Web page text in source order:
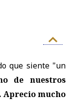
que siente "un
de nuestros
Aprecio mucho